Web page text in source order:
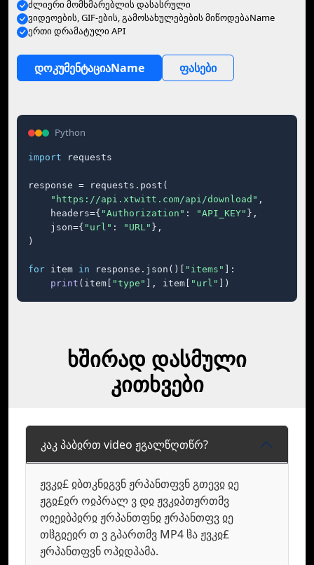
ძლიერი მომხმარებლის დასასრული
ვიდეოების, GIF-ების, გამოსახულებების მიწოდებაName
ერთი დრამატული API
დოკუმენტაციაName ფასები
Python
import requests
response = requests.post(
"https://api.xtwitt.com/api/download" ,
    headers={
"Authorization" : "API_KEY" },
    json={
"url" : "URL" },
)
for item in response.json()[ "items"
]:
print (item[ "type" ], item[ "url" ])
ხშირად დასმული
კითხვები
კაკ პაბჲრთ video ჟგალწღთწრ?
ჟვკჲ£ ჲბთკნჲგვნ ჟრპანთფვნ გთევჲ ჲე
ჟგჲ£ჲრ ოჲპრალ ვ დჲ ჟვკჲპთჟრთმვ
ოჲეჲბპჲრჲ ჟრპანთფნჲ ჟრპანთფვ ჲე
თჱგჲეჲრ თ ვ გპართმვ MP4 ჱა ჟვკჲ£
ჟრპანთფვნ ოპჲდპამა.